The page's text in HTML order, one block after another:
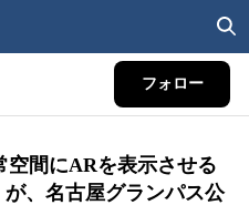
フォロー
空間にARを表示させる
、名古屋グランパス公